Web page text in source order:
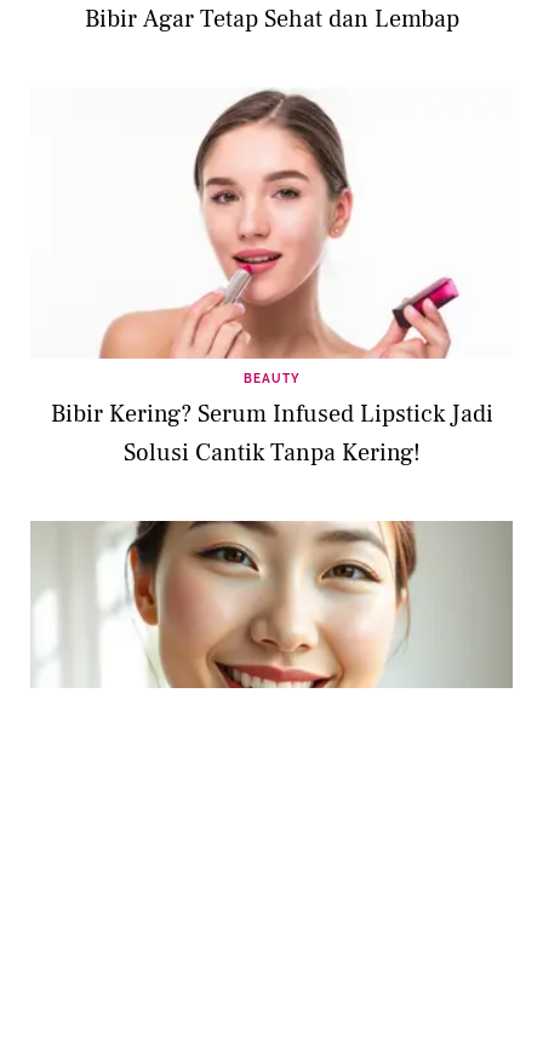
Bibir Agar Tetap Sehat dan Lembap
BEAUTY
Bibir Kering? Serum Infused Lipstick Jadi
Solusi Cantik Tanpa Kering!